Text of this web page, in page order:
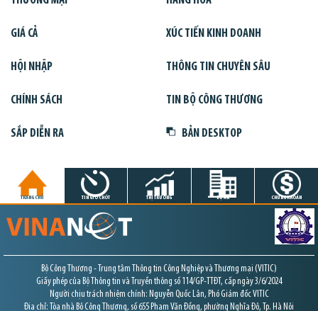
GIÁ CẢ XÚC TIẾN KINH DOANH
HỘI NHẬP THÔNG TIN CHUYÊN SÂU
CHÍNH SÁCH TIN BỘ CÔNG THƯƠNG
SẮP DIỄN RA BẢN DESKTOP
TRANG CHỦ TIN GIỜ CHÓT THỊ TRƯỜNG DỰ ÁN CHỨNG KHOÁN
Bộ Công Thương - Trung tâm Thông tin Công Nghiệp và Thương mại (VITIC)
Giấy phép của Bộ Thông tin và Truyền thông số 114/GP-TTĐT, cấp ngày 3/6/2024
Người chịu trách nhiệm chính: Nguyễn Quốc Lân, Phó Giám đốc VITIC
Địa chỉ: Tòa nhà Bộ Công Thương, số 655 Phạm Văn Đồng, phường Nghĩa Đô, Tp. Hà Nội